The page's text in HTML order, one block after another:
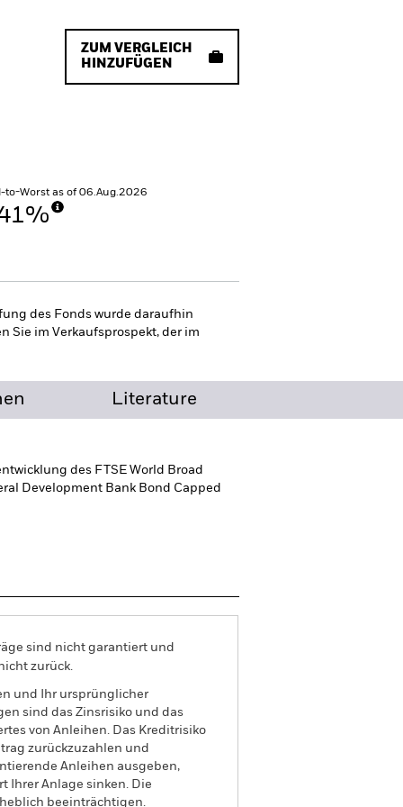
ZUM VERGLEICH
HINZUFÜGEN
to-Worst as of 06.Aug.2026
des Fonds wurde daraufhin
Sie im Verkaufsprospekt, der im
Literature
des FTSE World Broad
Development Bank Bond Capped
sind nicht garantiert und
zurück.
und Ihr ursprünglicher
sind das Zinsrisiko und das
von Anleihen. Das Kreditrisiko
zurückzuzahlen und
Anleihen ausgeben,
Ihrer Anlage sinken. Die
beeinträchtigen.